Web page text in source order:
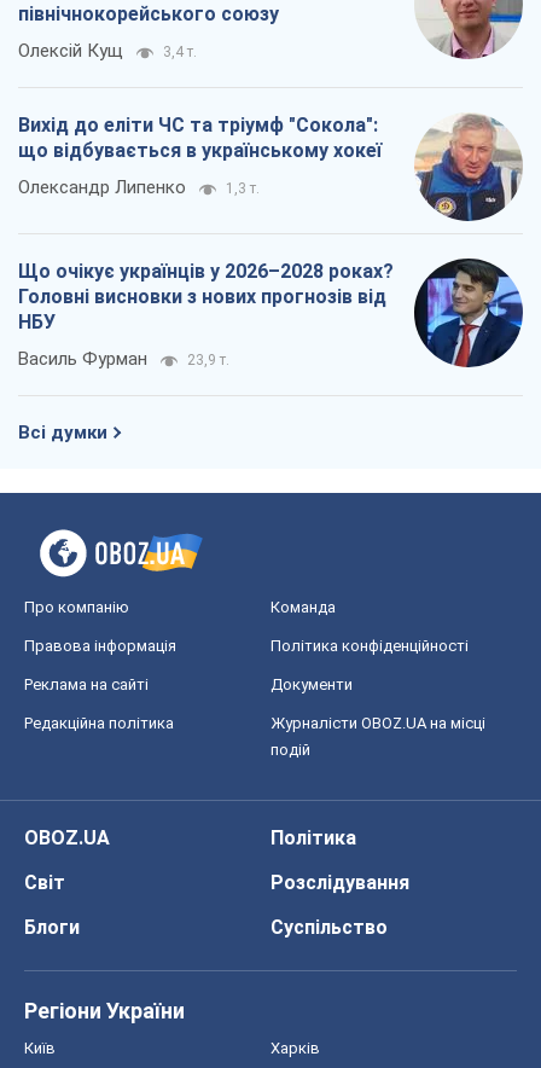
північнокорейського союзу
Олексій Кущ 3,4 т.
Вихід до еліти ЧС та тріумф "Сокола":
що відбувається в українському хокеї
Олександр Липенко 1,3 т.
Що очікує українців у 2026–2028 роках?
Головні висновки з нових прогнозів від
НБУ
Василь Фурман 23,9 т.
Всі думки
Про компанію Команда
Правова інформація Політика конфіденційності
Реклама на сайті Документи
Редакційна політика
Журналісти OBOZ.UA на місці
подій
OBOZ.UA
Політика
Світ
Розслідування
Блоги
Суспільство
Регіони України
Київ Харків